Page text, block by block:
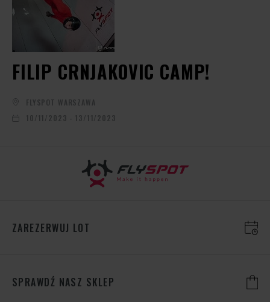
FILIP CRNJAKOVIC CAMP!
FLYSPOT WARSZAWA
10/11/2023 - 13/11/2023
ZAREZERWUJ LOT
SPRAWDŹ NASZ SKLEP